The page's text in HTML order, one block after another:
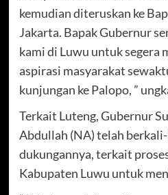
kemudian diteruskan ke
Jakarta. Bapak Gubernur
kami di Luwu untuk segera
aspirasi masyarakat
kunjungan ke Palopo, ”
Terkait Luteng, Gubernur
Abdullah (NA) telah
dukungannya, terkait
Kabupaten Luwu untuk